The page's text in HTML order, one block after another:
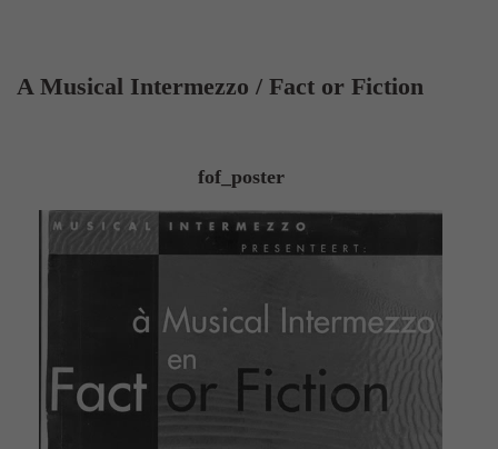
A Musical Intermezzo / Fact or Fiction
fof_poster